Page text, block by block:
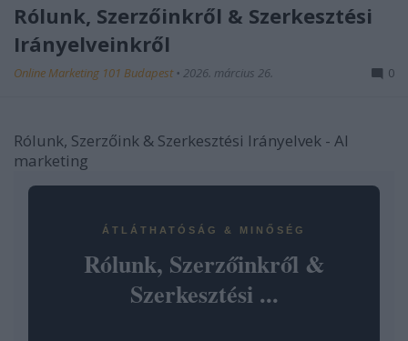
Rólunk, Szerzőinkről & Szerkesztési
Irányelveinkről
Online Marketing 101 Budapest • 2026. március 26. 0
Rólunk, Szerzőink & Szerkesztési Irányelvek - AI
marketing
ÁTLÁTHATÓSÁG & MINŐSÉG
Rólunk, Szerzőinkről &
Szerkesztési ...